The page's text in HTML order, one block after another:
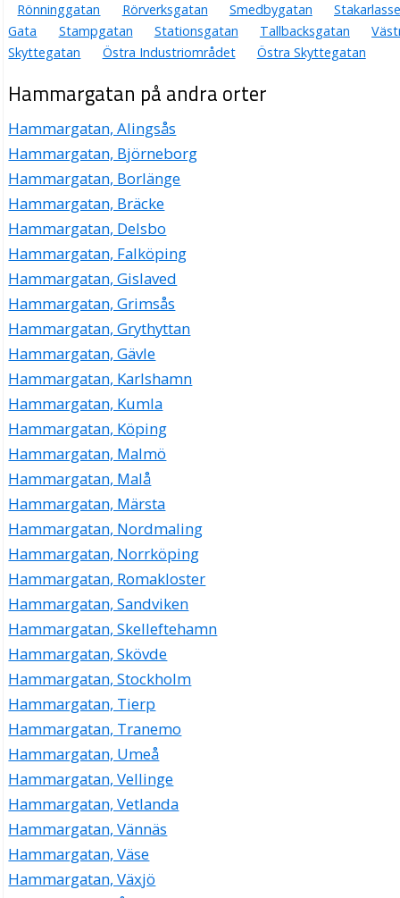
Rönninggatan
Rörverksgatan Smedbygatan
Gata
Stampgatan Stationsgatan Tallbacksgatan
Skyttegatan
Östra Industriområdet Östra Skyttegatan
Hammargatan på andra orter
Hammargatan, Alingsås
Hammargatan, Björneborg
Hammargatan, Borlänge
Hammargatan, Bräcke
Hammargatan, Delsbo
Hammargatan, Falköping
Hammargatan, Gislaved
Hammargatan, Grimsås
Hammargatan, Grythyttan
Hammargatan, Gävle
Hammargatan, Karlshamn
Hammargatan, Kumla
Hammargatan, Köping
Hammargatan, Malmö
Hammargatan, Malå
Hammargatan, Märsta
Hammargatan, Nordmaling
Hammargatan, Norrköping
Hammargatan, Romakloster
Hammargatan, Sandviken
Hammargatan, Skelleftehamn
Hammargatan, Skövde
Hammargatan, Stockholm
Hammargatan, Tierp
Hammargatan, Tranemo
Hammargatan, Umeå
Hammargatan, Vellinge
Hammargatan, Vetlanda
Hammargatan, Vännäs
Hammargatan, Väse
Hammargatan, Växjö